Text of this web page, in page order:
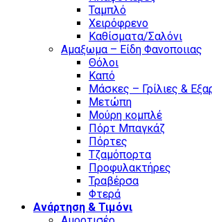
Ταμπλό
Χειρόφρενο
Καθίσματα/Σαλόνι
Αμαξωμα – Είδη Φανοποιιας
Θόλοι
Καπό
Μάσκες – Γρίλιες &
Μετώπη
Μούρη κομπλέ
Πόρτ Μπαγκάζ
Πόρτες
Τζαμόπορτα
Προφυλακτήρες
Τραβέρσα
Φτερά
Ανάρτηση & Τιμόνι